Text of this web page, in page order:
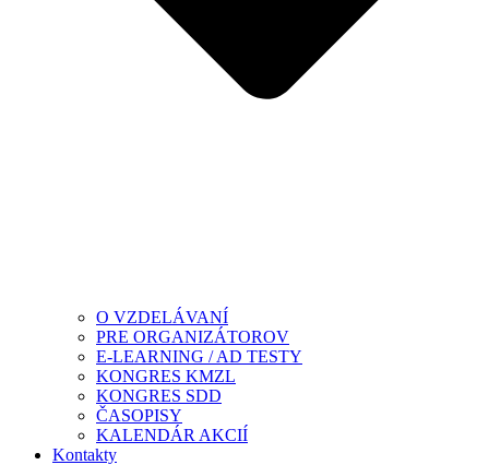
O VZDELÁVANÍ
PRE ORGANIZÁTOROV
E-LEARNING / AD TESTY
KONGRES KMZL
KONGRES SDD
ČASOPISY
KALENDÁR AKCIÍ
Kontakty